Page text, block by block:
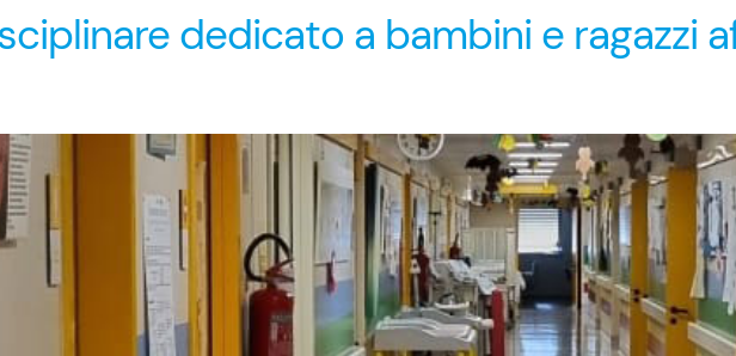
dedicato a bambini e ragazzi